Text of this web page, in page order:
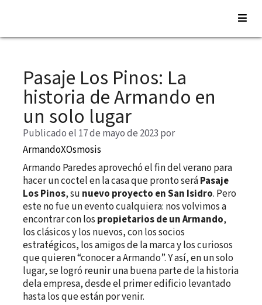
Saltar
contenidoPasaje Los Pinos: La
historia de Armando en
un solo lugar
Publicado el 17 de mayo de 2023 por
ArmandoXOsmosis
Armando Paredes aprovechó el fin del verano para
hacer un coctel en la casa que pronto seráPasaje
Los Pinos, su nuevo proyecto en San Isidro. Pero
este no fue un evento cualquiera: nos volvimos a
encontrar con los propietarios de un Armando,
los clásicos y los nuevos, con los socios
estratégicos, los amigos de la marca y los curiosos
que quieren “conocer a Armando”. Y así, en un solo
lugar, se logró reunir una buena parte de la historia
dela empresa, desde el primer edificio levantado
hasta los que están por venir.